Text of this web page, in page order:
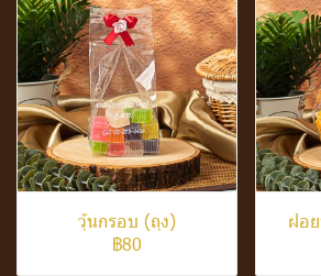
วุ้นกรอบ (ถุง)
฿80
ฝอ